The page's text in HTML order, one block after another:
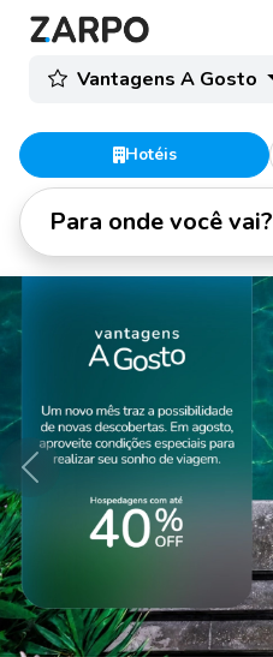
Vantagens A Gosto
Hotéis
Para onde você vai?
Anterior